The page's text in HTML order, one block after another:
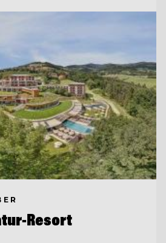
Resort